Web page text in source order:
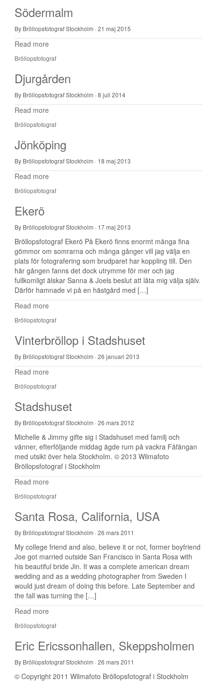
Södermalm
By Bröllopsfotograf Stockholm ·21 maj 2015
Read more
Bröllopsfotograf
Djurgården
By Bröllopsfotograf Stockholm ·8 juli 2014
Read more
Bröllopsfotograf
Jönköping
By Bröllopsfotograf Stockholm · 18 maj 2013
Read more
Bröllopsfotograf
Ekerö
By Bröllopsfotograf Stockholm · 17 maj 2013
Bröllopsfotograf Ekerö På Ekerö finns enormt många fina
gömmor om somrarna och många gånger vill jag välja en
plats för fotografering som brudparet har koppling till. Den
här gången fanns det dock utrymme för mer och jag
fullkomligt älskar Sanna & Joels beslut att låta mig välja själv.
Därför hamnade vi på en hästgård med […]
Read more
Bröllopsfotograf
Vinterbröllop i Stadshuset
By Bröllopsfotograf Stockholm ·26 januari 2013
Read more
Bröllopsfotograf
Stadshuset
By Bröllopsfotograf Stockholm ·26 mars 2012
Michelle & Jimmy gifte sig i Stadshuset med familj och
vänner, efterföljande middag ägde rum på vackra Fåfängan
med utsikt över hela Stockholm. © 2013 Wilmafoto
Bröllopsfotograf i Stockholm
Read more
Bröllopsfotograf
Santa Rosa, California, USA
By Bröllopsfotograf Stockholm ·26 mars 2011
My college friend and also, believe it or not, former boyfriend
Joe got married outside San Francisco in Santa Rosa with
his beautiful bride Jin. It was a complete american dream
wedding and as a wedding photographer from Sweden I
would just dream of doing this before. Late September and
the fall was turning the […]
Read more
Bröllopsfotograf
Eric Ericssonhallen, Skeppsholmen
By Bröllopsfotograf Stockholm ·26 mars 2011
© Copyright 2011 Wilmafoto Bröllopsfotograf i Stockholm